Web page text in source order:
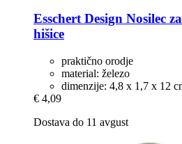
Esschert Design Nosilec
hišice
praktično orodje
material: železo
dimenzije: 4,8 x 1,7 x 12
€ 4,09
Dostava do 11 avgust